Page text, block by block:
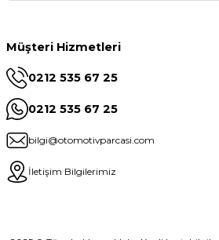
Müşteri Hizmetleri
0212 535 67 25
0212 535 67 25
bilgi@otomotivparcasi.com
İletişim Bilgilerimiz